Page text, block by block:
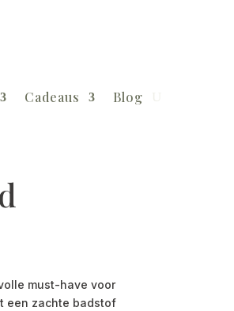
Cadeaus Blog
must-have voor
een zachte badstof